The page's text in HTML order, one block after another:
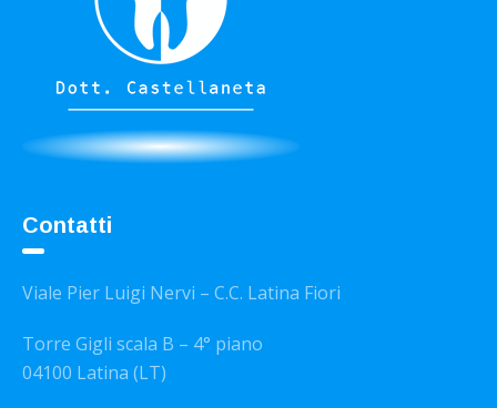
Contatti
Viale Pier Luigi Nervi – C.C. Latina Fiori
Torre Gigli scala B – 4° piano
04100 Latina (LT)